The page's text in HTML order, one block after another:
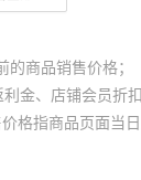
商品销售价格
、店铺会员
指商品页面当